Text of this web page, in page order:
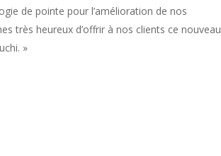
de pointe pour l’amélioration de nos
très heureux d’offrir à nos clients ce nouveau
»